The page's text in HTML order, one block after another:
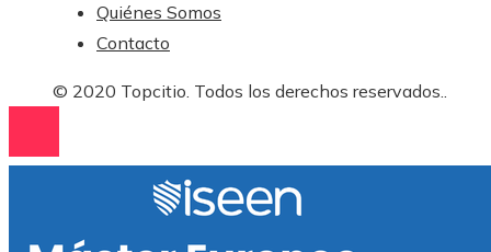
Quiénes Somos
Contacto
© 2020 Topcitio. Todos los derechos reservados..